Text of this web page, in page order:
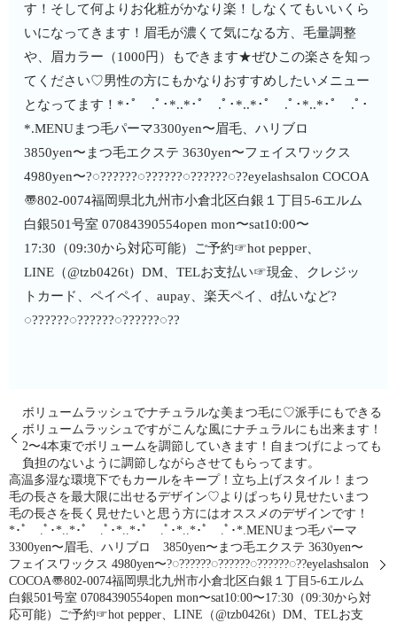
す！そして何よりお化粧がかなり楽！しなくてもいいくら
いになってきます！眉毛が濃くて気になる方、毛量調整
や、眉カラー（1000円）もできます★ぜひこの楽さを知っ
てください♡男性の方にもかなりおすすめしたいメニュー
となってます！*･ﾟ .ﾟ･*..*･ﾟ .ﾟ･*..*･ﾟ .ﾟ･*..*･ﾟ .ﾟ･
*.MENUまつ毛パーマ3300yen〜眉毛、ハリブロ
3850yen〜まつ毛エクステ 3630yen〜フェイスワックス
4980yen〜?◌??????◌??????◌??????◌??eyelashsalon COCOA
〠802-0074福岡県北九州市小倉北区白銀１丁目5-6エルム
白銀501号室︎ 07084390554open mon〜sat10:00〜
17:30（09:30から対応可能）ご予約☞hot pepper、
LINE（@tzb0426t）DM、TELお支払い☞現金、クレジッ
トカード、ペイペイ、aupay、楽天ペイ、d払いなど?
◌??????◌??????◌??????◌??
ボリュームラッシュでナチュラルな美まつ毛に♡派手にもできる
ボリュームラッシュですがこんな風にナチュラルにも出来ます！
2〜4本束でボリュームを調節していきます！自まつげによっても
負担のないように調節しながらさせてもらってます。
高温多湿な環境下でもカールをキープ！立ち上げスタイル！まつ
毛の長さを最大限に出せるデザイン♡︎よりぱっちり見せたい︎まつ
毛の長さを長く見せたいと思う方にはオススメのデザインです！
*･ﾟ .ﾟ･*..*･ﾟ .ﾟ･*..*･ﾟ .ﾟ･*..*･ﾟ .ﾟ･*.MENUまつ毛パーマ
3300yen〜眉毛、ハリブロ 3850yen〜まつ毛エクステ 3630yen〜
フェイスワックス 4980yen〜?◌??????◌??????◌??????◌??eyelashsalon
COCOA〠802-0074福岡県北九州市小倉北区白銀１丁目5-6エルム
白銀501号室︎ 07084390554open mon〜sat10:00〜17:30（09:30から対
応可能）ご予約☞hot pepper、LINE（@tzb0426t）DM、TELお支